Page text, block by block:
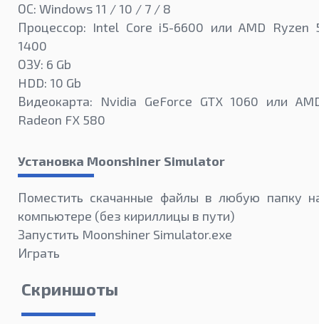
ОС: Windows 11 / 10 / 7 / 8
Процессор: Intel Core i5-6600 или AMD Ryzen
1400
ОЗУ: 6 Gb
HDD: 10 Gb
Видеокарта: Nvidia GeForce GTX 1060 или
Radeon FX 580
Установка Moonshiner Simulator
Поместить скачанные файлы в любую папку
компьютере (без кириллицы в пути)
Запустить Moonshiner Simulator.exe
Играть
Скриншоты